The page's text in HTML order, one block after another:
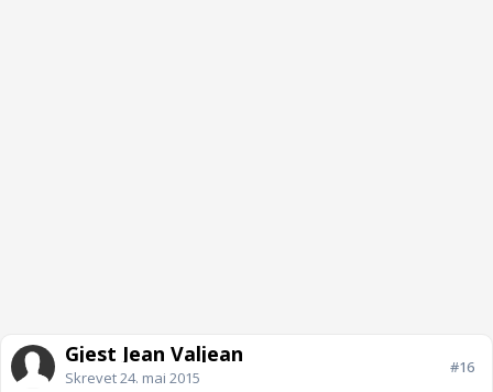
Gjest Jean Valjean
Skrevet24. mai 2015
#16